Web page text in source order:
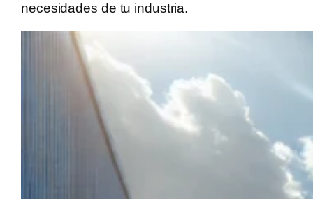
necesidades de tu industria.